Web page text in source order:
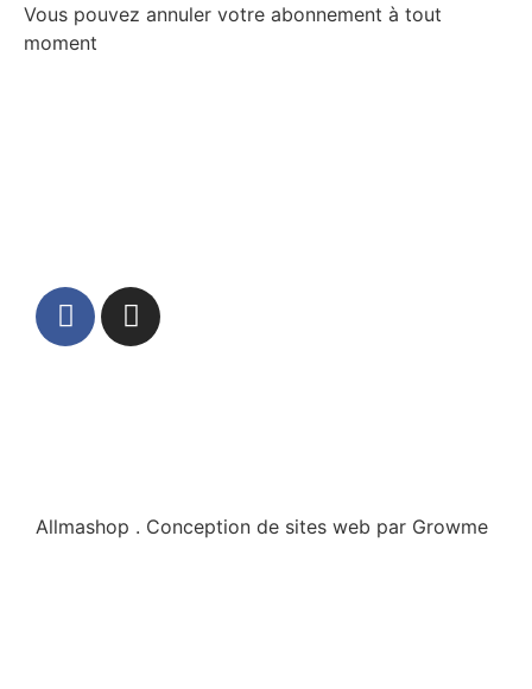
Vous pouvez annuler votre abonnement à tout
moment
Allmashop . Conception de sites web par Growme